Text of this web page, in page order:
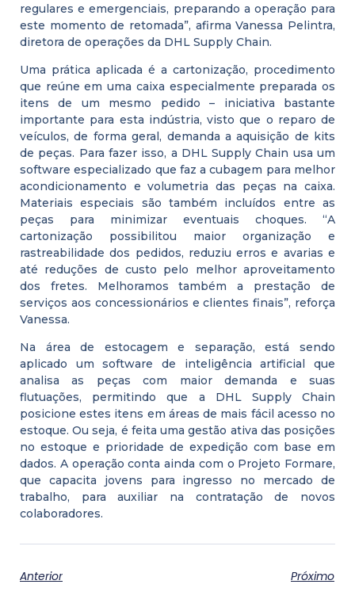
regulares e emergenciais, preparando a operação para
este momento de retomada”, afirma Vanessa Pelintra,
diretora de operações da DHL Supply Chain.
Uma prática aplicada é a cartonização, procedimento
que reúne em uma caixa especialmente preparada os
itens de um mesmo pedido – iniciativa bastante
importante para esta indústria, visto que o reparo de
veículos, de forma geral, demanda a aquisição de kits
de peças. Para fazer isso, a DHL Supply Chain usa um
software especializado que faz a cubagem para melhor
acondicionamento e volumetria das peças na caixa.
Materiais especiais são também incluídos entre as
peças para minimizar eventuais choques. “A
cartonização possibilitou maior organização e
rastreabilidade dos pedidos, reduziu erros e avarias e
até reduções de custo pelo melhor aproveitamento
dos fretes. Melhoramos também a prestação de
serviços aos concessionários e clientes finais”, reforça
Vanessa.
Na área de estocagem e separação, está sendo
aplicado um software de inteligência artificial que
analisa as peças com maior demanda e suas
flutuações, permitindo que a DHL Supply Chain
posicione estes itens em áreas de mais fácil acesso no
estoque. Ou seja, é feita uma gestão ativa das posições
no estoque e prioridade de expedição com base em
dados. A operação conta ainda com o Projeto Formare,
que capacita jovens para ingresso no mercado de
trabalho, para auxiliar na contratação de novos
colaboradores.
Anterior Próximo